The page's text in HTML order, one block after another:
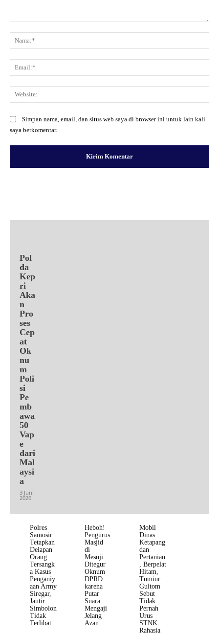
Simpan nama, email, dan situs web saya di browser ini untuk lain kali
saya berkomentar.
Pol
da
Kep
ri
Aka
n
Pro
ses
Cep
at
Ok
nu
m
Poli
si
Pe
mb
awa
50
Vap
e
dari
Mal
aysi
a
3 Juni
2026
Polres
Samosir
Tetapkan
Delapan
Orang
Tersangk
a Kasus
Penganiy
aan Army
Siregar,
Jautir
Simbolon
Tidak
Terlibat
Heboh!
Pengurus
Masjid
di
Mesuji
Ditegur
Oknum
DPRD
karena
Putar
Suara
Mengaji
Jelang
Azan
Mobil
Dinas
Ketapang
dan
Pertanian
, Berpelat
Hitam,
Tumiur
Gultom
Sebut
Tidak
Pernah
Urus
STNK
Rahasia